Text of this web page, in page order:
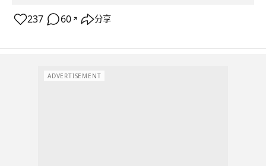
237 60 ↗ 分享
ADVERTISEMENT